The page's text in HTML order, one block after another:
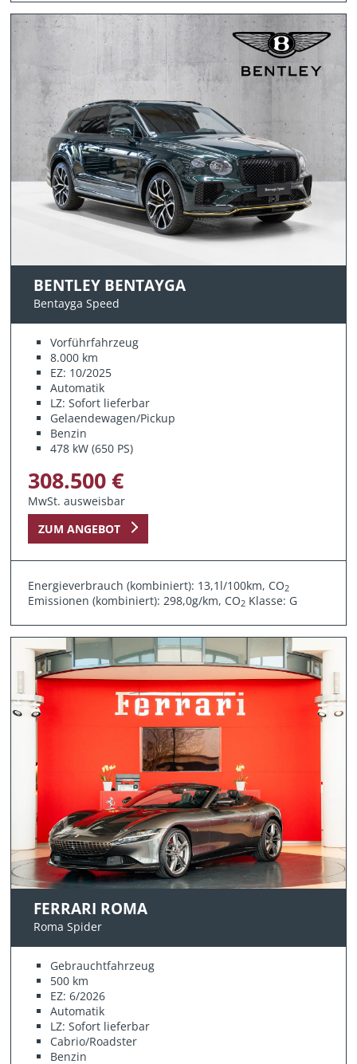
BENTLEY BENTAYGA
Bentayga Speed
Vorführfahrzeug
8.000 km
EZ: 10/2025
Automatik
LZ: Sofort lieferbar
Gelaendewagen/Pickup
Benzin
478 kW (650 PS)
308.500 €
MwSt. ausweisbar
ZUM ANGEBOT
Energieverbrauch (kombiniert): 13,1l/100km, CO2
Emissionen (kombiniert): 298,0g/km, CO2 Klasse: G
FERRARI ROMA
Roma Spider
Gebrauchtfahrzeug
500 km
EZ: 6/2026
Automatik
LZ: Sofort lieferbar
Cabrio/Roadster
Benzin